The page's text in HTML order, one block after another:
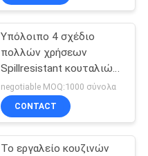
Υπόλοιπο 4 σχέδιο
πολλών χρήσεων
Spillresistant κουταλιών
σιλικόνης ODM
αυλακώσεων
negotiable MOQ:1000 σύνολα
CONTACT
Το εργαλείο κουζινών